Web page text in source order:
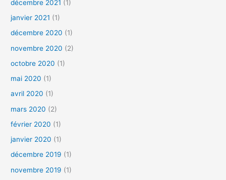
décembre 2021 (1)
janvier 2021 (1)
décembre 2020 (1)
novembre 2020 (2)
octobre 2020 (1)
mai 2020 (1)
avril 2020 (1)
mars 2020 (2)
février 2020 (1)
janvier 2020 (1)
décembre 2019 (1)
novembre 2019 (1)